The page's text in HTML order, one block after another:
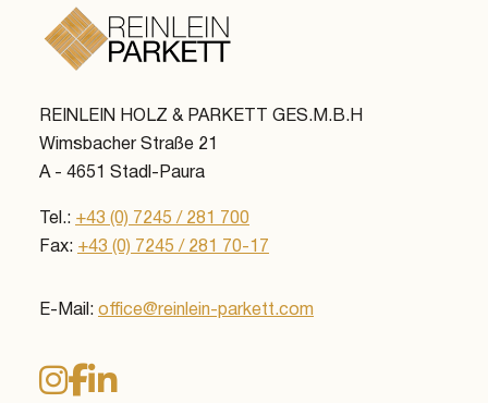
REINLEIN HOLZ & PARKETT GES.M.B.H
Wimsbacher Straße 21
A - 4651 Stadl-Paura
Tel.: +43 (0) 7245 / 281 700
Fax: +43 (0) 7245 / 281 70-17
E-Mail: office@reinlein-parkett.com